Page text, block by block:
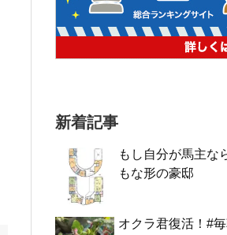
新着記事
もし自分が馬主な
もな形の豪邸
オクラ君復活！#